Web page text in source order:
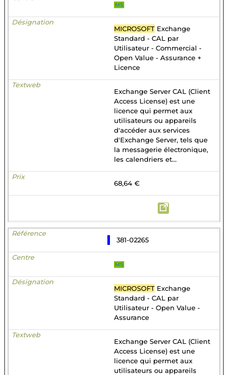
MS
MICROSOFT Exchange
Standard - CAL par
Utilisateur - Commercial -
Open Value - Assurance +
Licence
Exchange Server CAL (Client
Access License) est une
licence qui permet aux
utilisateurs ou appareils
d'accéder aux services
d'Exchange Server, tels que
la messagerie électronique,
les calendriers et...
68,64 €
381-02265
MS
MICROSOFT Exchange
Standard - CAL par
Utilisateur - Open Value -
Assurance
Exchange Server CAL (Client
Access License) est une
licence qui permet aux
utilisateurs ou appareils